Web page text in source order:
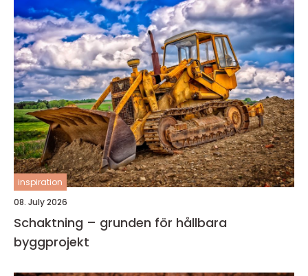
inspiration
08. July 2026
Schaktning – grunden för hållbara
byggprojekt